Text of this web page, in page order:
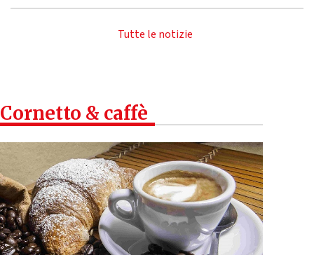
Tutte le notizie
Cornetto & caffè